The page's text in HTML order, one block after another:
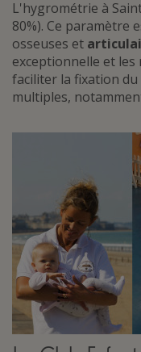
L'hygrométrie à
80%). Ce paramètre
osseuses et
exceptionnelle et
faciliter la fixation du
multiples,